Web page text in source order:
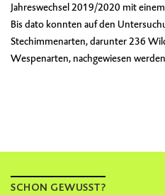
Jahreswechsel 2019/2020 mit
Bis dato konnten auf den
Stechimmenarten, darunter 236
Wespenarten, nachgewiesen
SCHON GEWUSST?